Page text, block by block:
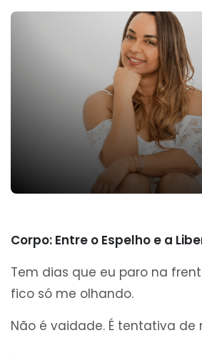
Corpo: Entre o Espelho e a
Tem dias que eu paro na
fico só me olhando.
Não é vaidade. É tentativa de